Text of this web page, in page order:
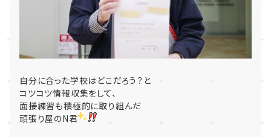
自分に合った学校はどこだろう？と
コツコツ情報収集をして、
面接練習も積極的に取り組んだ
頑張り屋のN君